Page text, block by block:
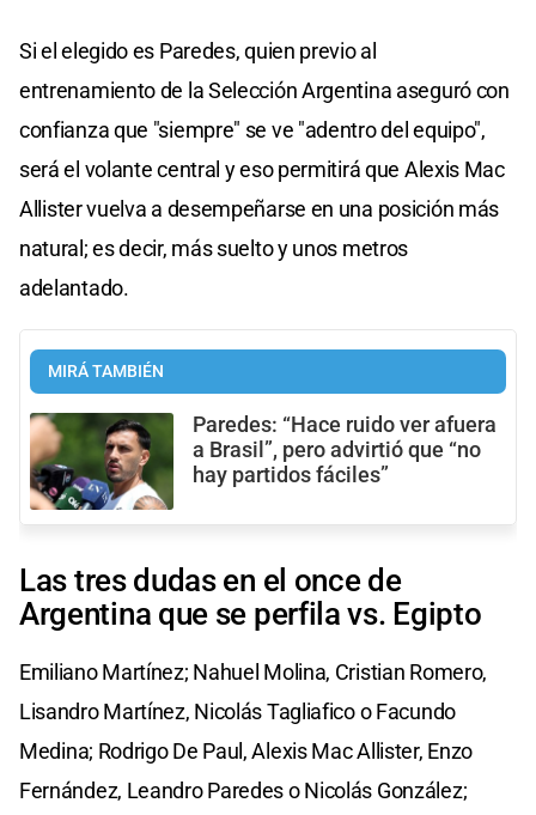
Si el elegido es Paredes, quien previo al
entrenamiento de la Selección Argentina aseguró con
confianza que "siempre" se ve "adentro del equipo",
será el volante central y eso permitirá que Alexis Mac
Allister vuelva a desempeñarse en una posición más
natural; es decir, más suelto y unos metros
adelantado.
MIRÁ TAMBIÉN
Paredes: “Hace ruido ver afuera
a Brasil”, pero advirtió que “no
hay partidos fáciles”
Las tres dudas en el once de
Argentina que se perfila vs. Egipto
Emiliano Martínez; Nahuel Molina, Cristian Romero,
Lisandro Martínez, Nicolás Tagliafico o Facundo
Medina; Rodrigo De Paul, Alexis Mac Allister, Enzo
Fernández, Leandro Paredes o Nicolás González;